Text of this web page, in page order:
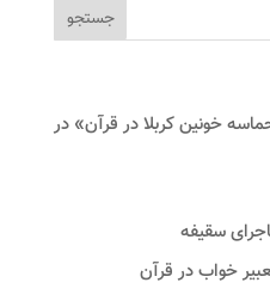
خونین کربلا در قرآن» در
سقیفه
خواب در قرآن